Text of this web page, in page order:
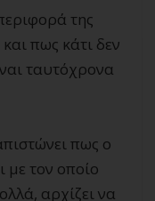
της
πως κάτι δεν
ταυτόχρονα
πως ο
με τον οποίο
αρχίζει να